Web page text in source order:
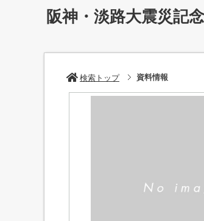
阪神・淡路大震災記
検索トップ 資料情報